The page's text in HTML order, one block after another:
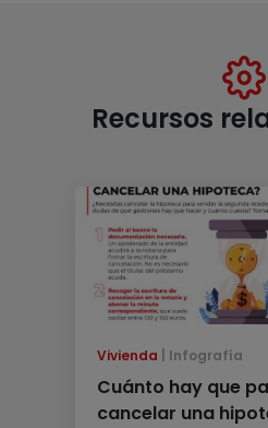
Recursos
Vivienda Infografía
Cuánto hay que
cancelar una